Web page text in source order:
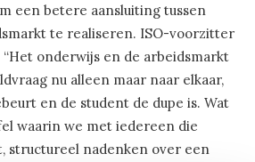
een betere aansluiting tussen
te realiseren. ISO-voorzitter
“Het onderwijs en de arbeidsmarkt
nu alleen maar naar elkaar,
en de student de dupe is. Wat
waarin we met iedereen die
structureel nadenken over een